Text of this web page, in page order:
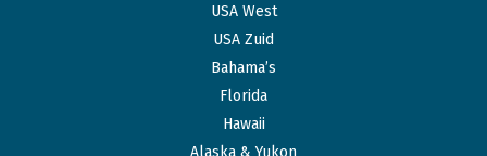
USA West
USA Zuid
Bahama’s
Florida
Hawaii
Alaska & Yukon